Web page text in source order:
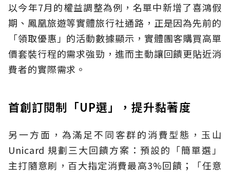
以今年7月的權益調整為例，名單中新增了喜鴻假
期、鳳凰旅遊等實體旅行社通路，正是因為先前的
「領取優惠」的活動數據顯示，實體團客購買高單
價套裝行程的需求強勁，進而主動讓回饋更貼近消
費者的實際需求。
首創訂閱制「UP選」，提升黏著度
另一方面，為滿足不同客群的消費型態，玉山
Unicard 規劃三大回饋方案：預設的「簡單選」
主打隨意刷，百大指定消費最高3%回饋；「任意